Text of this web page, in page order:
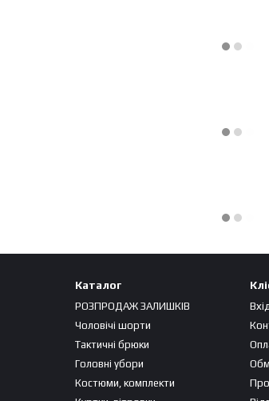
Каталог
РОЗПРОДАЖ ЗАЛИШКІВ
Чоловічі шорти
Тактичні брюки
Головні убори
Костюми, комплекти